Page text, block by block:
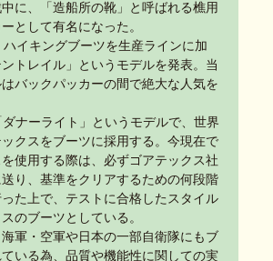
に、「造船所の靴」と呼ばれる樵用
として有名になった。
イキングブーツを生産ラインに加
トレイル」というモデルを発表。当
バックパッカーの間で絶大な人気を
ナーライト」というモデルで、世界
クスをブーツに採用する。今現在で
使用する際は、必ずゴアテックス社
り、基準をクリアするための何段階
た上で、テストに合格したスタイル
のブーツとしている。
軍・空軍や日本の一部自衛隊にもブ
いる為、品質や機能性に関しての実